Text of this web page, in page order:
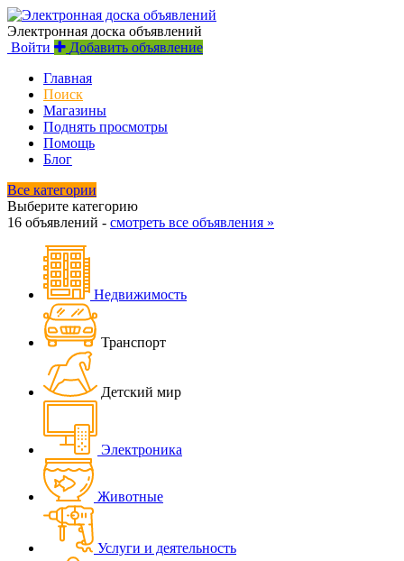
Электронная доска объявлений
Войти
Добавить объявление
Главная
Поиск
Магазины
Поднять просмотры
Помощь
Блог
Все категории
Выберите категорию
16 объявлений - смотреть все объявления »
Недвижимость
Транспорт
Детский мир
Электроника
Животные
Услуги и деятельность